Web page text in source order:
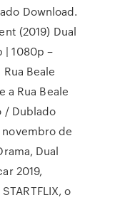
Download.
(2019) Dual
| 1080p –
Beale
a Rua Beale
/ Dublado
novembro de
Dual
2019,
o